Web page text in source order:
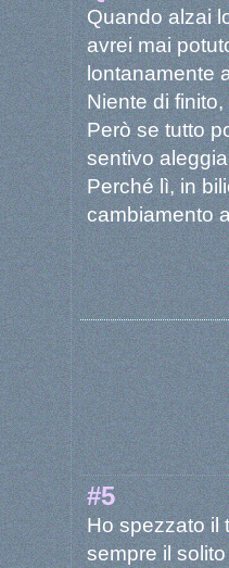
Quando alzai
avrei mai
lontanamente
Niente di
Però se tutto
sentivo
Perché lì, in
cambiamento
#5
Ho spezzato il
sempre il